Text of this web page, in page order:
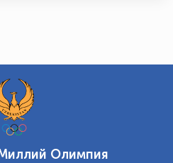
Олимпия